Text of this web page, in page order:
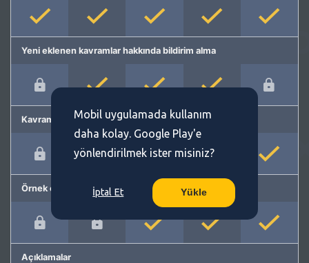
Yeni eklenen kavramlar hakkında bildirim alma
Kavram önerme
Örnek cümleler
Açıklamalar
Mobil uygulamada kullanım
daha kolay. Google Play'e
yönlendirilmek ister misiniz?
İptal Et Yükle